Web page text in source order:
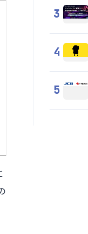
3
4
5